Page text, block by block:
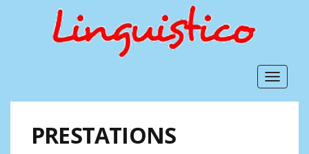
Toggle
PRESTATIONS